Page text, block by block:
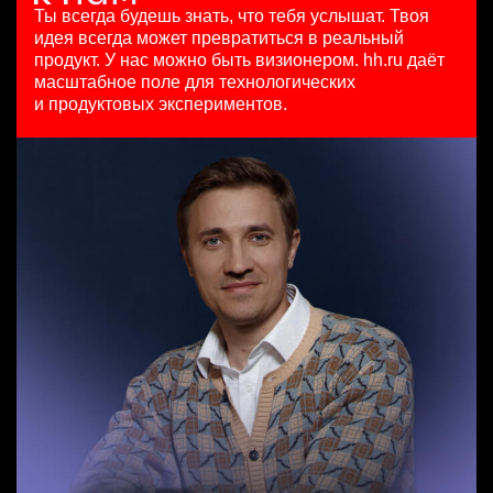
сегодня
150000 ₽
Нижний Новгород
HeadHunter::Коммерческий департамент
97000 - 161000 ₽
Ярославль
Старший специалист телемаркетинга
HeadHunter::Телефонные продажи
4 авг. 2026
з/п не указана
Ярославль
Team Lead TrustML
HeadHunter::Analytics/Data Science
29 июл. 2026
Москва
Ты всегда будешь знать, что тебя услышат. Твоя
идея всегда может превратиться в реальный
продукт. У нас можно быть визионером. hh.ru даёт
масштабное поле для технологических
и продуктовых экспериментов.